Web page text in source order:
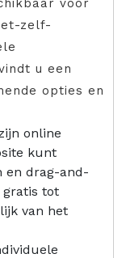
voor
zelf-
u een
opties en
online
kunt
en drag-and-
gratis tot
van het